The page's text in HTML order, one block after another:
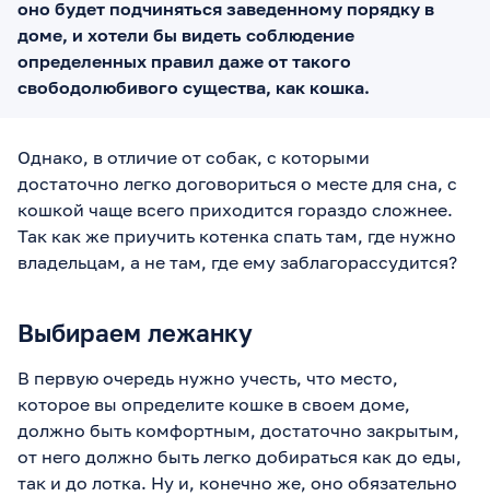
оно будет подчиняться заведенному порядку в
доме, и хотели бы видеть соблюдение
определенных правил даже от такого
свободолюбивого существа, как кошка.
Однако, в отличие от собак, с которыми
достаточно легко договориться о месте для сна, с
кошкой чаще всего приходится гораздо сложнее.
Так как же приучить котенка спать там, где нужно
владельцам, а не там, где ему заблагорассудится?
Выбираем лежанку
В первую очередь нужно учесть, что место,
которое вы определите кошке в своем доме,
должно быть комфортным, достаточно закрытым,
от него должно быть легко добираться как до еды,
так и до лотка. Ну и, конечно же, оно обязательно